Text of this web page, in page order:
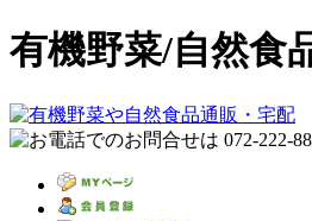
有機野菜/自然食